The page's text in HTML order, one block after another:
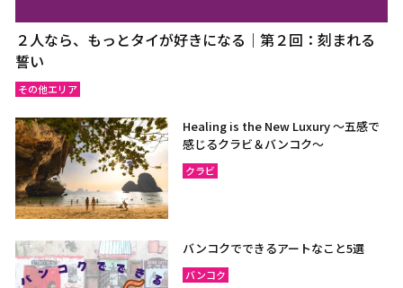
２人なら、もっとタイが好きになる｜第２回：刻まれる
誓い
その他エリア
Healing is the New Luxury ～五感で
感じるクラビ＆バンコク～
クラビ
バンコクでできるアートなこと5選
バンコク